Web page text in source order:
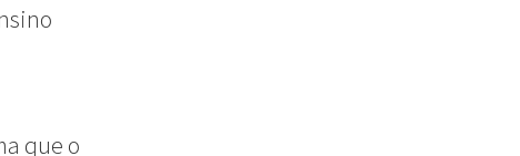
que o